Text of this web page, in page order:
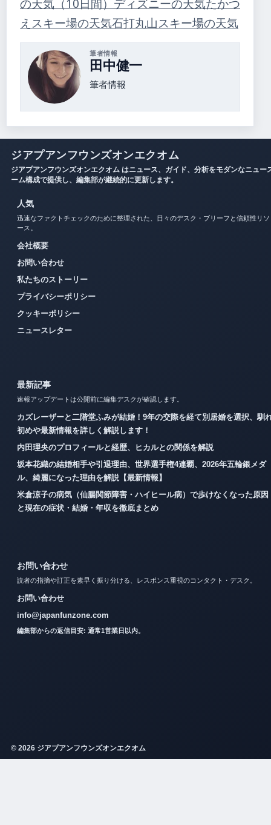
の天気（10日間） ディズニーの天気たかつ
えスキー場の天気石打丸山スキー場の天気
筆者情報
田中健一
筆者情報
ジアプアンフウンズオンエクオム
ジアプアンフウンズオンエクオム はニュース、ガイド、分析をモダンなニュー
ーム構成で提供し、編集部が継続的に更新します。
人気
迅速なファクトチェックのために整理された、日々のデスク・ブリーフと信頼性リソ
ース。
会社概要
お問い合わせ
私たちのストーリー
プライバシーポリシー
クッキーポリシー
ニュースレター
最新記事
速報アップデートは公開前に編集デスクが確認します。
カズレーザーと二階堂ふみが結婚！9年の交際を経て別居婚を選択、馴
初めや最新情報を詳しく解説します！
内田理央のプロフィールと経歴、ヒカルとの関係を解説
坂本花織の結婚相手や引退理由、世界選手権4連覇、2026年五輪銀メダ
ル、綺麗になった理由を解説【最新情報】
米倉涼子の病気（仙腸関節障害・ハイヒール病）で歩けなくなった原因
と現在の症状・結婚・年収を徹底まとめ
お問い合わせ
読者の指摘や訂正を素早く振り分ける、レスポンス重視のコンタクト・デスク。
お問い合わせ
info@japanfunzone.com
編集部からの返信目安: 通常1営業日以内。
© 2026 ジアプアンフウンズオンエクオム